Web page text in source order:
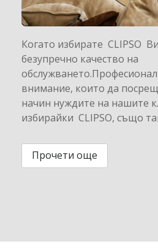
Когато избирате CLIPSO
безупречно качество на
внимание, които да
начин нуждите на нашите
избирайки CLIPSO, също
Прочети още